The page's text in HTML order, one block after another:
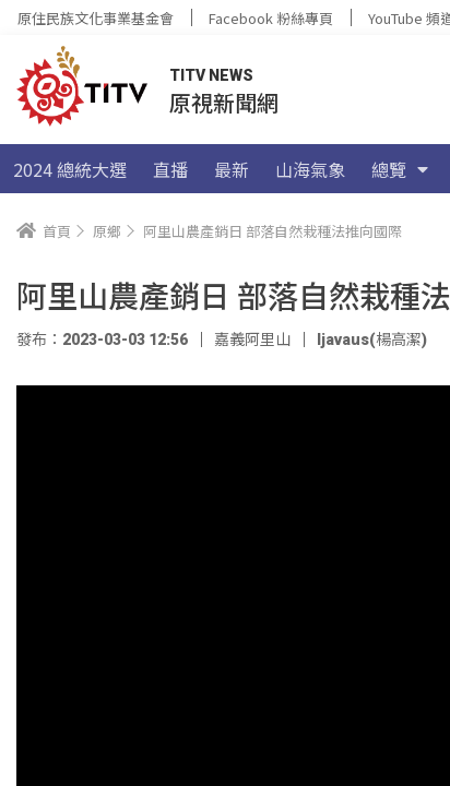
原住民族文化事業基金會 Facebook 粉絲專頁 YouTube 頻
TITV NEWS
原視新聞網
2024 總統大選 直播 最新 山海氣象 總覽
首頁 原鄉 阿里山農產銷日 部落自然栽種法推向國際
阿里山農產銷日 部落自然栽種
發布：2023-03-03 12:56 嘉義阿里山 ljavaus(楊高潔)